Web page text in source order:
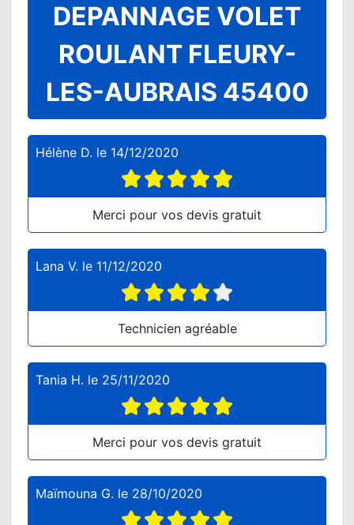
DEPANNAGE VOLET
ROULANT FLEURY-
LES-AUBRAIS 45400
Hélène D. le 14/12/2020
Merci pour vos devis gratuit
Lana V. le 11/12/2020
Technicien agréable
Tania H. le 25/11/2020
Merci pour vos devis gratuit
Maïmouna G. le 28/10/2020